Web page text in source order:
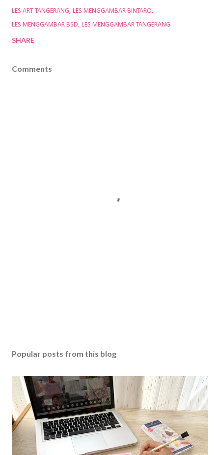
LES ART TANGERANG
LES MENGGAMBAR BINTARO
LES MENGGAMBAR BSD
LES MENGGAMBAR TANGERANG
SHARE
Comments
Popular posts from this blog